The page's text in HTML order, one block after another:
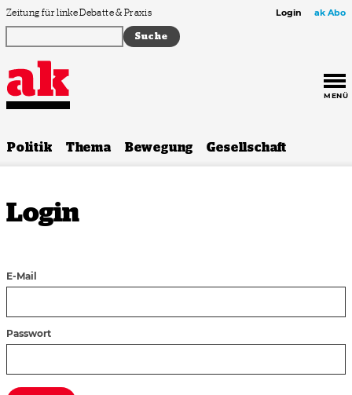
Zum Inhalt springen
Zeitung für linke Debatte & Praxis Login ak Abo
MENÜ
Politik Thema Bewegung Gesellschaft
Login
E-Mail
Passwort